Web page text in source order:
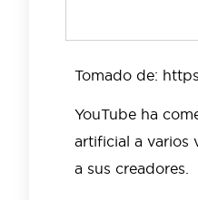
Tomado de:
YouTube ha
artificial a varios
a sus creadores.